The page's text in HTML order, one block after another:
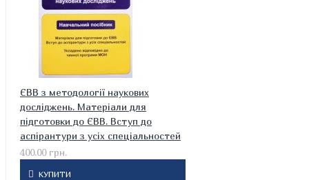
ЄВВ з методології наукових
досліджень. Матеріали для
підготовки до ЄВВ. Вступ до
аспірантури з усіх спеціальностей
400.00 грн.
КУПИТИ